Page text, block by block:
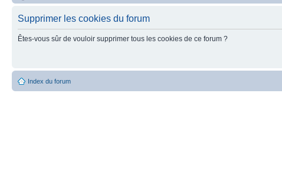
Supprimer les cookies du forum
Êtes-vous sûr de vouloir supprimer tous les cookies de ce forum ?
Index du forum